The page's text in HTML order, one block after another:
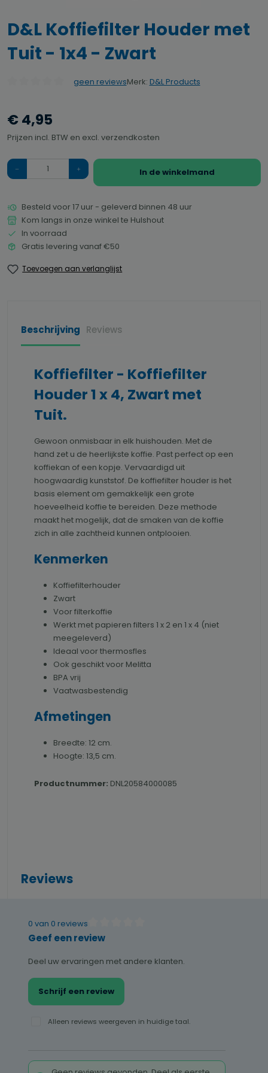
D&L Koffiefilter Houder met
Tuit - 1x4 - Zwart
geen reviewsMerk: D&L Products
€ 4,95
Prijzen incl. BTW en excl. verzendkosten
Hoeveelheid
In de winkelmand
Besteld voor 17 uur - geleverd binnen 48 uur
Kom langs in onze winkel te Hulshout
In voorraad
Gratis levering vanaf €50
Toevoegen aan verlanglijst
Beschrijving Reviews
Koffiefilter - Koffiefilter
Houder 1 x 4, Zwart met
Tuit.
Gewoon onmisbaar in elk huishouden. Met de
hand zet u de heerlijkste koffie. Past perfect op een
koffiekan of een kopje. Vervaardigd uit
hoogwaardig kunststof. De koffiefilter houder is het
basis element om gemakkelijk een grote
hoeveelheid koffie te bereiden. Deze methode
maakt het mogelijk, dat de smaken van de koffie
zich in alle zachtheid kunnen ontplooien.
Kenmerken
Koffiefilterhouder
Zwart
Voor filterkoffie
Werkt met papieren filters 1 x 2 en 1 x 4 (niet
meegeleverd)
Ideaal voor thermosfles
Ook geschikt voor Melitta
BPA vrij
Vaatwasbestendig
Afmetingen
Breedte: 12 cm.
Hoogte: 13,5 cm.
Productnummer: DNL20584000085
Reviews
0 van 0 reviews
Gemiddelde waardering van 0 van 5 sterren
Geef een review
Deel uw ervaringen met andere klanten.
Schrijf een review
Alleen reviews weergeven in huidige taal.